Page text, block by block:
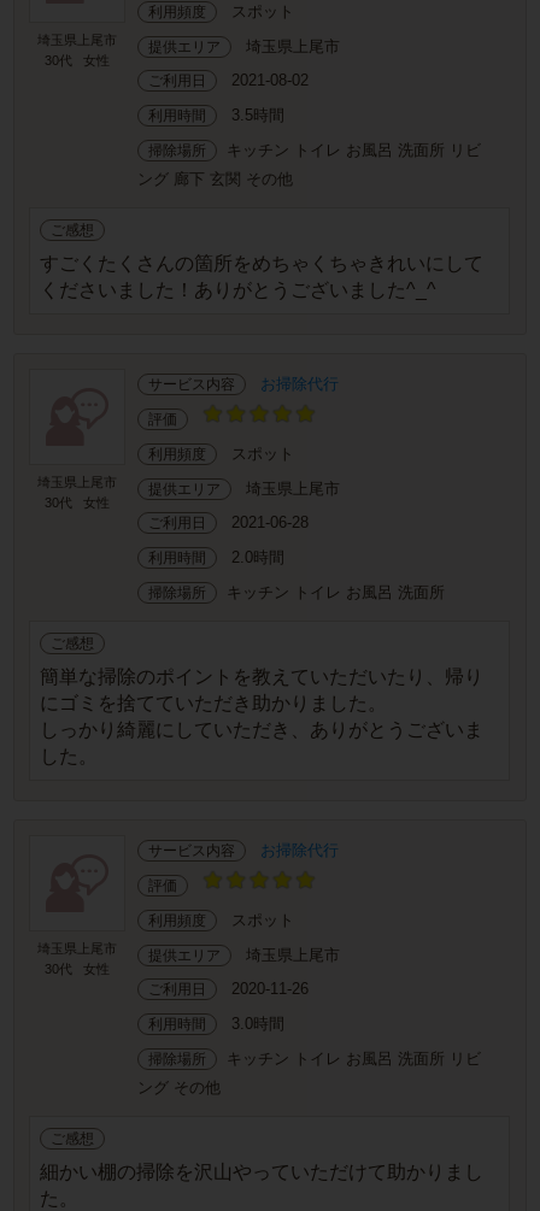
埼玉県上尾市
30代
女性
利用頻度 スポット
提供エリア 埼玉県上尾市
ご利用日 2021-08-02
利用時間 3.5時間
掃除場所
キッチン トイレ お風呂 洗面所 リビ
ング 廊下 玄関 その他
ご感想
すごくたくさんの箇所をめちゃくちゃきれいにして
くださいました！ありがとうございました^_^
埼玉県上尾市
30代
女性
サービス内容 お掃除代行
評価
利用頻度 スポット
提供エリア 埼玉県上尾市
ご利用日 2021-06-28
利用時間 2.0時間
掃除場所 キッチン トイレ お風呂 洗面所
ご感想
簡単な掃除のポイントを教えていただいたり、帰り
にゴミを捨てていただき助かりました。
しっかり綺麗にしていただき、ありがとうございま
した。
埼玉県上尾市
30代
女性
サービス内容 お掃除代行
評価
利用頻度 スポット
提供エリア 埼玉県上尾市
ご利用日 2020-11-26
利用時間 3.0時間
掃除場所
キッチン トイレ お風呂 洗面所 リビ
ング その他
ご感想
細かい棚の掃除を沢山やっていただけて助かりまし
た。